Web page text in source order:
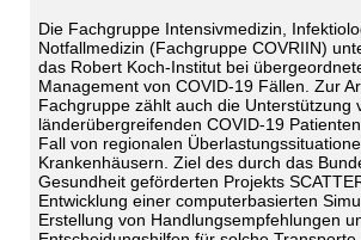
Die Fachgruppe Intensivmedizin,
Notfallmedizin (Fachgruppe COVRIIN)
das Robert Koch-Institut bei
Management von COVID-19 Fällen. Zur
Fachgruppe zählt auch die Unterstützung
länderübergreifenden COVID-19
Fall von regionalen
Krankenhäusern. Ziel des durch das
Gesundheit geförderten Projekts
Entwicklung einer computerbasierten
Erstellung von Handlungsempfehlungen